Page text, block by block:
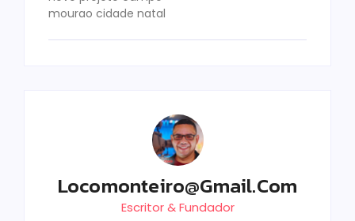
Locomonteiro@gmail.com
Escritor & Fundador